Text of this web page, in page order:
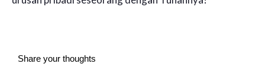
Share your thoughts